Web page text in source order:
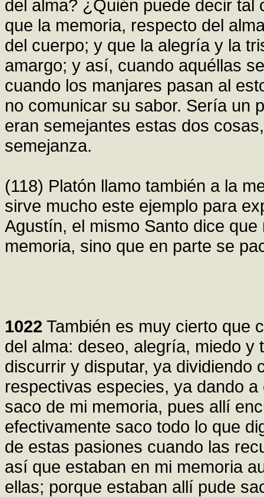
del alma? ¿Quién puede decir
que la memoria, respecto del
del cuerpo; y que la alegría y la
amargo; y así, cuando aquéllas
cuando los manjares pasan al
no comunicar su sabor. Sería un
eran semejantes estas dos
semejanza.
(118) Platón llamo también a la
sirve mucho este ejemplo para
Agustín, el mismo Santo dice
memoria, sino que en parte se
1022 También es muy cierto que
del alma: deseo, alegría, miedo
discurrir y disputar, ya dividiendo
respectivas especies, ya dando
saco de mi memoria, pues allí
efectivamente saco todo lo que
de estas pasiones cuando las
así que estaban en mi memoria
ellas; porque estaban allí pude